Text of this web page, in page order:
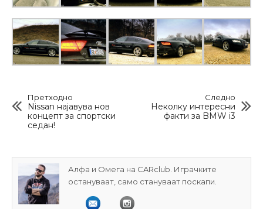
Претходно
Nissan најавува нов
концепт за спортски
седан!
Следно
Неколку интересни
факти за BMW i3
Алфа и Омега на CARclub. Играчките
остануваат, само стануваат поскапи.